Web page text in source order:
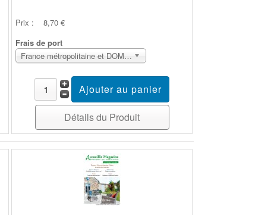
Prix :
8,70 €
Frais de port
France métropolitaine et DOM Sans surcoût
Détails du Produit